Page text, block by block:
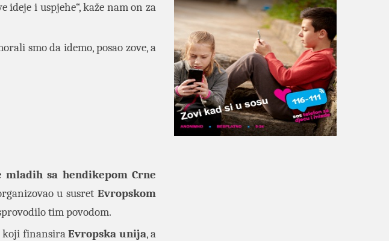
ideje i uspjehe“, kaže nam on za
smo da idemo, posao zove, a
mladih sa hendikepom Crne
u susret Evropskom
tim povodom.
koji finansiraEvropska unija, a